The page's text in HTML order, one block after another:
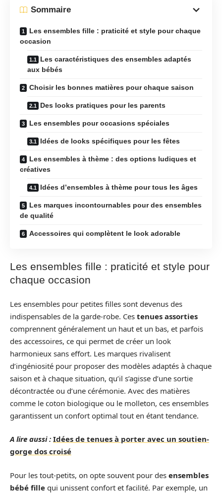
Sommaire
Les ensembles fille : praticité et style pour chaque
occasion
Les caractéristiques des ensembles adaptés
aux bébés
Choisir les bonnes matières pour chaque saison
Des looks pratiques pour les parents
Les ensembles pour occasions spéciales
Idées de looks spécifiques pour les fêtes
Les ensembles à thème : des options ludiques et
créatives
Idées d’ensembles à thème pour tous les âges
Les marques incontournables pour des ensembles
de qualité
Accessoires qui complètent le look adorable
Les ensembles fille : praticité et style pour
chaque occasion
Les ensembles pour petites filles sont devenus des
indispensables de la garde-robe. Ces tenues assorties
comprennent généralement un haut et un bas, et parfois
des accessoires, ce qui permet de créer un look
harmonieux sans effort. Les marques rivalisent
d’ingéniosité pour proposer des modèles adaptés à chaque
saison et à chaque situation, qu’il s’agisse d’une sortie
décontractée ou d’une cérémonie. Avec des matières
comme le coton biologique ou le molleton, ces ensembles
garantissent un confort optimal tout en étant tendance.
A lire aussi : Idées de tenues à porter avec un soutien-
gorge dos croisé
Pour les tout-petits, on opte souvent pour des ensembles
bébé fille qui unissent confort et facilité. Par exemple, un